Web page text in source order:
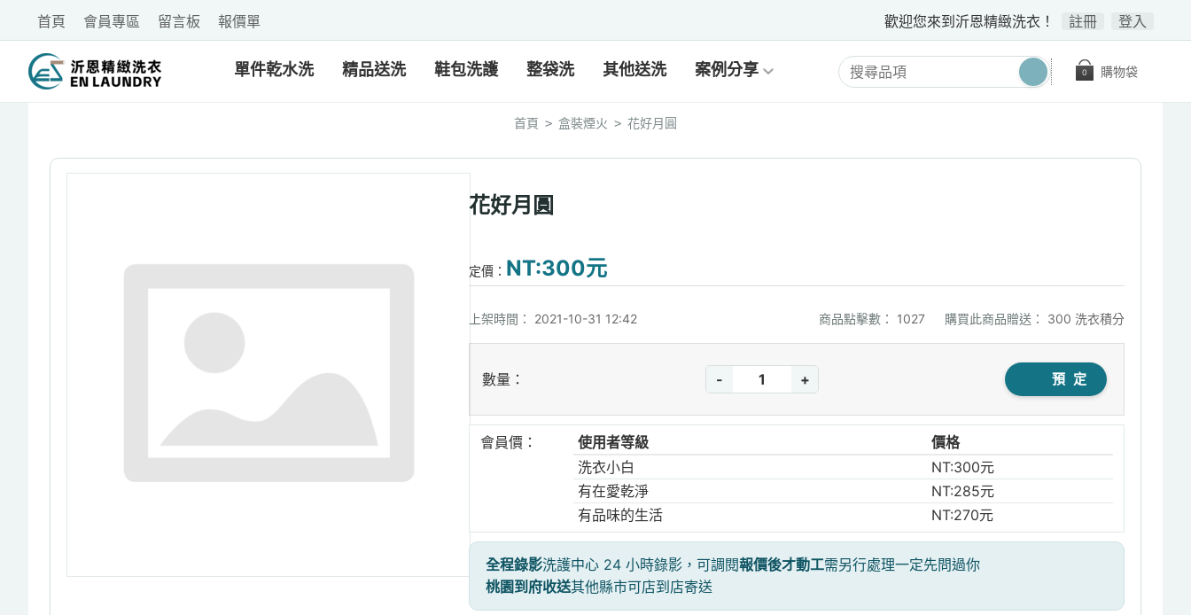
歡迎您來到沂恩精緻洗衣！ 註冊 登入
首頁 會員專區 留言板 報價單
單件乾水洗 精品送洗 鞋包洗護 整袋洗 其他送洗 案例分享 購物袋
0
首頁 > 盒裝煙火 > 花好月圓
花好月圓
定價： NT:300元
上架時間： 2021-10-31 12:42 商品點擊數： 1027 購買此商品贈送： 300 洗衣積分
數量： - + 預 定
會員價： 使用者等級
價格
洗衣小白
NT:300元
有在愛乾淨
NT:285元
有品味的生活
NT:270元
全程錄影洗護中心 24 小時錄影，可調閱報價後才動工需另行處理一定先問過你
桃園到府收送其他縣市可店到店寄送